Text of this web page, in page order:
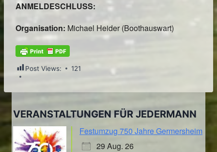
ANMELDESCHLUSS:
Organisation: Michael Heider (Boothauswart)
Post Views: 121
VERANSTALTUNGEN FÜR JEDERMANN
Festumzug 750 Jahre Germersheim
29 Aug. 26